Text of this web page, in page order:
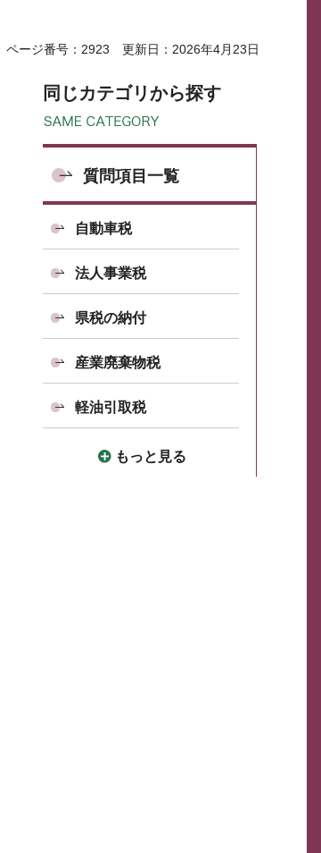
ページ番号：2923 更新日：2026年4月23日
同じカテゴリから探す
質問項目一覧
自動車税
法人事業税
県税の納付
産業廃棄物税
軽油引取税
もっと見る